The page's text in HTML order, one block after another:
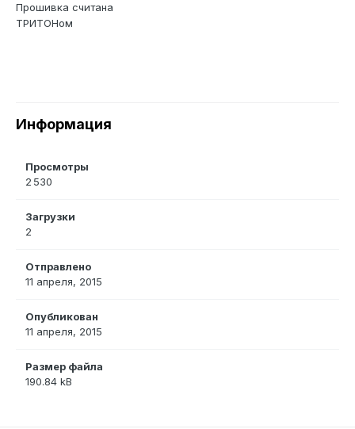
Прошивка считана
ТРИТОНом
Информация
Просмотры
2 530
Загрузки
2
Отправлено
11 апреля, 2015
Опубликован
11 апреля, 2015
Размер файла
190.84 kB